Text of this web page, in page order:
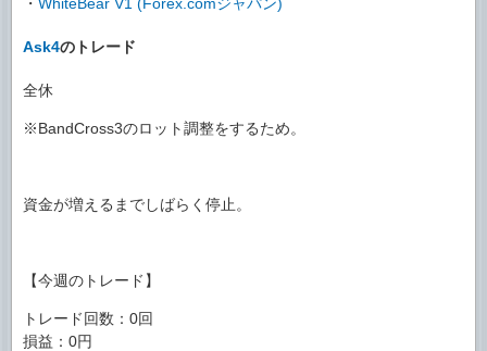
・ WhiteBear V1 (Forex.comジャパン)
Ask4のトレード
全休
※BandCross3のロット調整をするため。
資金が増えるまでしばらく停止。
【今週のトレード】
トレード回数：0回
損益：0円